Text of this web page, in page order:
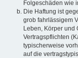
Folgeschäden wie
Die Haftung ist
grob fahrlässigem
Leben, Körper und
Vertragspflichten
typischerweise
auf die